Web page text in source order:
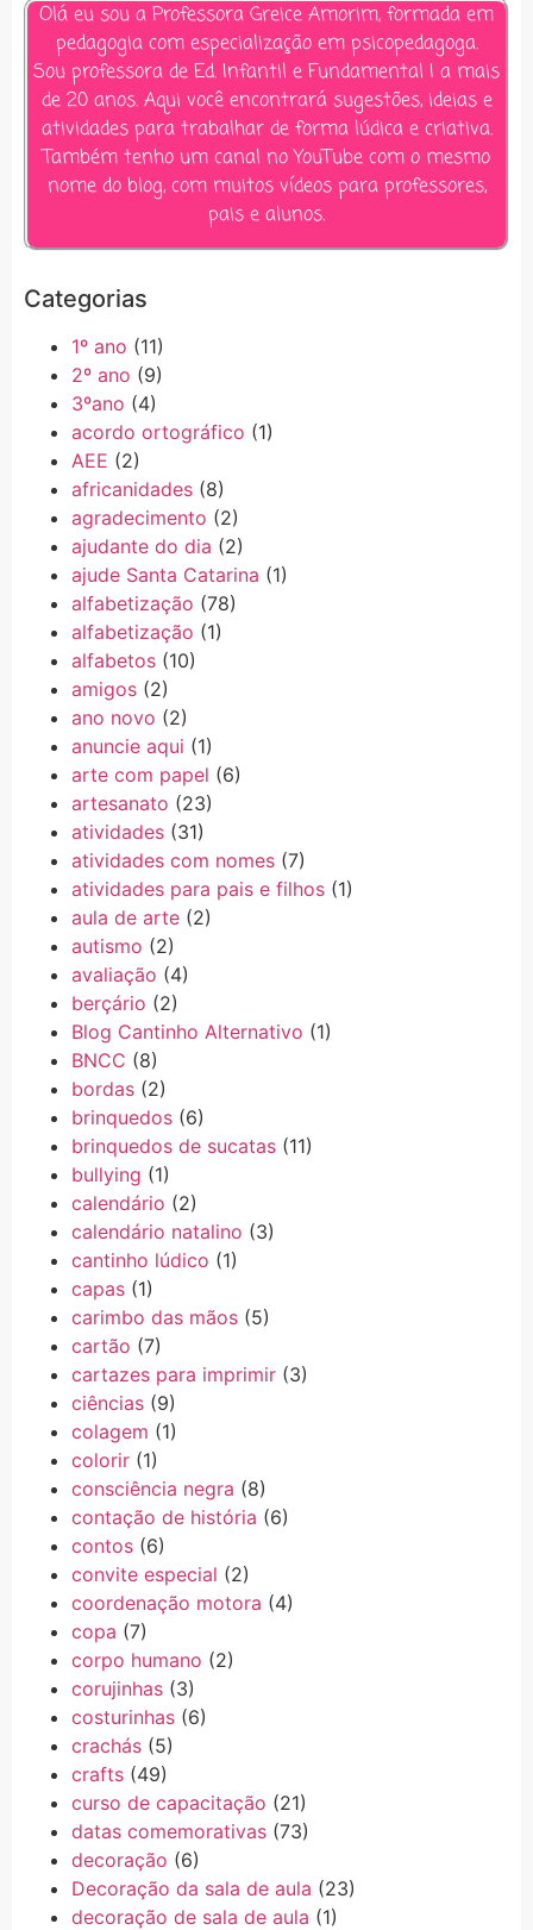
Olá eu sou a Professora Greice Amorim, formada em
pedagogia com especialização em psicopedagoga.
Sou professora de Ed. Infantil e Fundamental I a mais
de 20 anos. Aqui você encontrará sugestões, ideias e
atividades para trabalhar de forma lúdica e criativa.
Também tenho um canal no YouTube com o mesmo
nome do blog, com muitos vídeos para professores,
pais e alunos.
Categorias
1º ano (11)
2º ano (9)
3ºano (4)
acordo ortográfico (1)
AEE (2)
africanidades (8)
agradecimento (2)
ajudante do dia (2)
ajude Santa Catarina (1)
alfabetização (78)
alfabetização (1)
alfabetos (10)
amigos (2)
ano novo (2)
anuncie aqui (1)
arte com papel (6)
artesanato (23)
atividades (31)
atividades com nomes (7)
atividades para pais e filhos (1)
aula de arte (2)
autismo (2)
avaliação (4)
berçário (2)
Blog Cantinho Alternativo (1)
BNCC (8)
bordas (2)
brinquedos (6)
brinquedos de sucatas (11)
bullying (1)
calendário (2)
calendário natalino (3)
cantinho lúdico (1)
capas (1)
carimbo das mãos (5)
cartão (7)
cartazes para imprimir (3)
ciências (9)
colagem (1)
colorir (1)
consciência negra (8)
contação de história (6)
contos (6)
convite especial (2)
coordenação motora (4)
copa (7)
corpo humano (2)
corujinhas (3)
costurinhas (6)
crachás (5)
crafts (49)
curso de capacitação (21)
datas comemorativas (73)
decoração (6)
Decoração da sala de aula (23)
decoração de sala de aula (1)